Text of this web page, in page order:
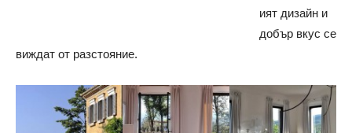
ият дизайн и
добър вкус се
виждат от разстояние.